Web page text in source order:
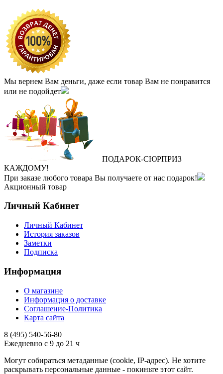
Мы вернем Вам деньги, даже если товар Вам не понравится
или не подойдет
ПОДАРОК‐СЮРПРИЗ
КАЖДОМУ!
При заказе любого товара Вы получаете от нас подарок!
Акционный товар
Личный Кабинет
Личный Кабинет
История заказов
Заметки
Подписка
Информация
О магазине
Информация о доставке
Соглашение-Политика
Карта сайта
8 (495) 540-56-80
Ежедневно с 9 до 21 ч
Могут собираться метаданные (cookie, IP-адрес). Не хотите
раскрывать персональные данные - покиньте этот сайт.